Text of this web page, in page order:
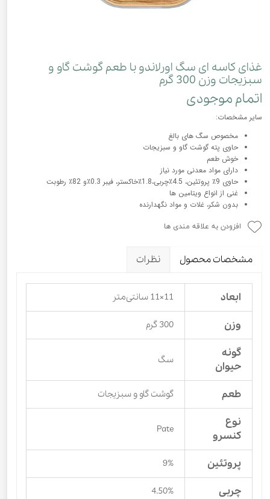
غذای کاسه ای سگ اورلاندو با طعم گوشت گاو و
سبزیجات وزن 300 گرم
اتمام موجودی
سایر مشخصات:
مخصوص سگ های بالغ
حاوی پته گوشت گاو و سبزیجات
خوش طعم
دارای مواد معدنی مورد نیاز
حاوی 9٪ پروتئین، 4.5٪چربی،1.8٪خاکستر، فیبر 0.3٪و 82٪ رطوبت
غنی از انواع ویتامین ها
بدون شکر، غلات و مواد نگهدارنده
افزودن به علاقه مندی ها
مشخصات محصول نظرات
ابعاد 11×11 سانتی‌متر
وزن 300 گرم
گونه
حیوان
سگ
طعم گوشت گاو و سبزیجات
نوع
کنسرو
Pate
پروتئین 9%
چربی 4.50%